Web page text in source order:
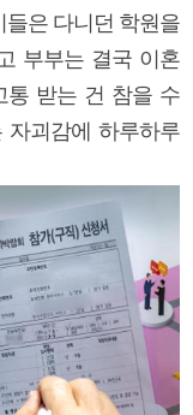
들은 다니던 학원을
부부는 결국 이혼
통 받는 건 참을 수
자괴감에 하루하루